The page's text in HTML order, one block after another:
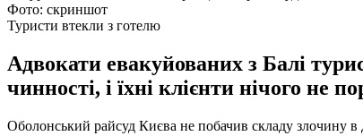
Фото: скриншот
Туристи втекли з готелю
Адвокати евакуйованих з Балі
чинності, і їхні клієнти нічого не
Оболонський райсуд Києва не побачив складу злочину в